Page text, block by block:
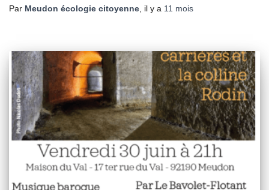
Par Meudon écologie citoyenne , il y a 11 mois